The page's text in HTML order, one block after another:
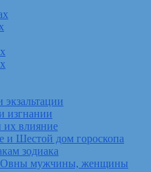
изгнании
их влияние
Шестой дом гороскопа
зодиака
Овны мужчины, женщины